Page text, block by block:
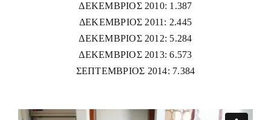
ΔΕΚΕΜΒΡΙΟΣ 2010: 1.387
ΔΕΚΕΜΒΡΙΟΣ 2011: 2.445
ΔΕΚΕΜΒΡΙΟΣ 2012: 5.284
ΔΕΚΕΜΒΡΙΟΣ 2013: 6.573
ΣΕΠΤΕΜΒΡΙΟΣ 2014: 7.384